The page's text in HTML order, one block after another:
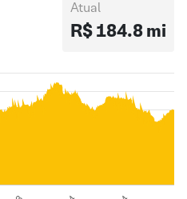
Atual
R$ 184.8 mi